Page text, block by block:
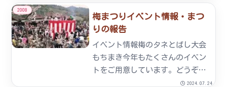
のとおりです。商品 ： 七折小
梅 階級 ＝ 3L・
2L・L 階
級別の大きさの写真です。
（4L...
2008
梅まつりイベント情報・まつ
りの報告
イベント情報梅のタネとばし大会
もちまき今年もたくさんのイベン
トをご用意しています。どうぞお
楽しみに。・もちつき大会2024.07.24